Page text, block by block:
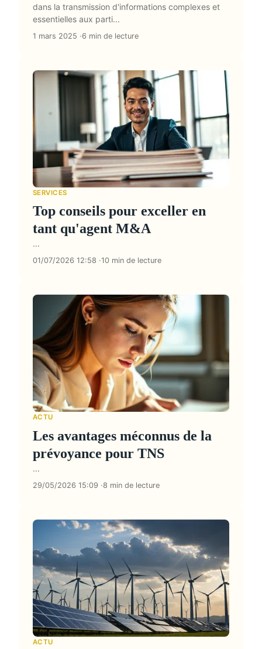
dans la transmission d'informations complexes et
essentielles aux parti...
1 mars 2025 6 min de lecture
SERVICES
Top conseils pour exceller en
tant qu'agent M&A
...
01/07/2026 12:58 10 min de lecture
ACTU
Les avantages méconnus de la
prévoyance pour TNS
...
29/05/2026 15:09 8 min de lecture
ACTU